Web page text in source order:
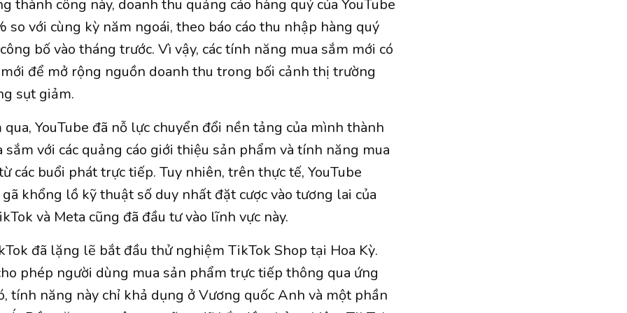
thành công này, doanh thu quảng cáo hàng quý của YouTube
so với cùng kỳ năm ngoái, theo báo cáo thu nhập hàng quý
bố vào tháng trước. Vì vậy, các tính năng mua sắm mới có
để mở rộng nguồn doanh thu trong bối cảnh thị trường
sụt giảm.
YouTube đã nỗ lực chuyển đổi nền tảng của mình thành
với các quảng cáo giới thiệu sản phẩm và tính năng mua
các buổi phát trực tiếp. Tuy nhiên, trên thực tế, YouTube
khổng lồ kỹ thuật số duy nhất đặt cược vào tương lai của
và Meta cũng đã đầu tư vào lĩnh vực này.
đã lặng lẽ bắt đầu thử nghiệm TikTok Shop tại Hoa Kỳ.
phép người dùng mua sản phẩm trực tiếp thông qua ứng
tính năng này chỉ khả dụng ở Vương quốc Anh và một phần